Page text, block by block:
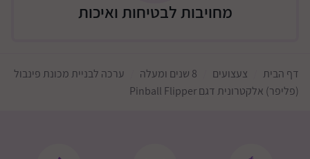
מחויבות לבטיחות ואיכות
דף הבית צעצועים 8 שנים ומעלה
ערכה לבניית מכונת פינבול
(פליפר) אלקטרונית דגם Pinball Flipper